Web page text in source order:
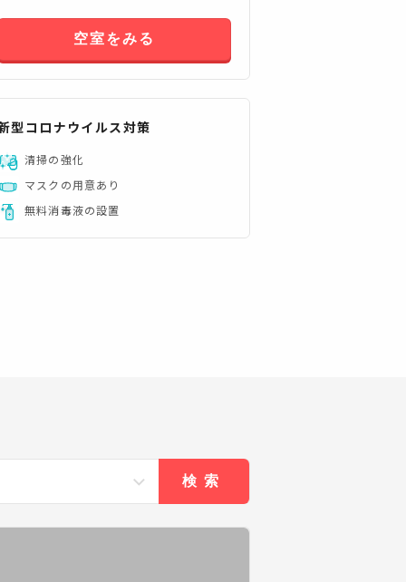
すべてみる
空室をみる
型コロナウイルス対策
清掃の強化
マスクの用意あり
無料消毒液の設置
検索